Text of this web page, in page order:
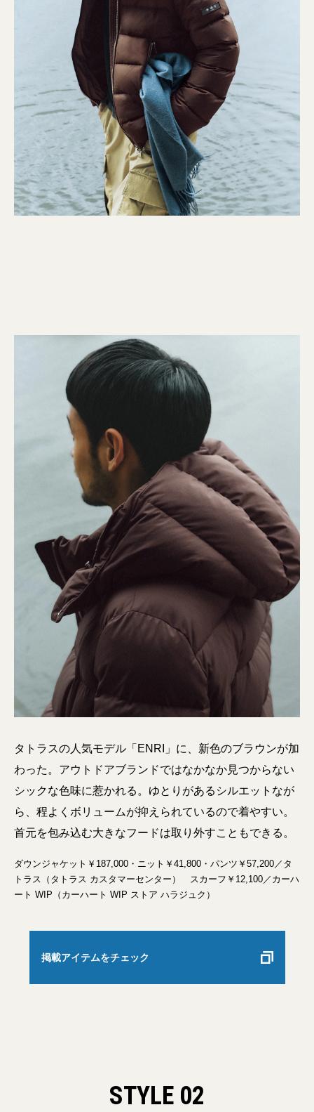
タトラスの人気モデル「ENRI」に、新色のブラウンが加
わった。アウトドアブランドではなかなか見つからない
シックな色味に惹かれる。ゆとりがあるシルエットなが
ら、程よくボリュームが抑えられているので着やすい。
首元を包み込む大きなフードは取り外すこともできる。
ダウンジャケット￥187,000・ニット￥41,800・パンツ￥57,200／タ
トラス（タトラス カスタマーセンター） スカーフ￥12,100／カーハ
ート WIP（カーハート WIP ストア ハラジュク）
掲載アイテムをチェック
STYLE 02